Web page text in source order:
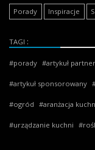
Porady Inspiracje
TAGI
porady artykuł
artykuł sponsorowany
ogród aranżacja
urządzanie kuchni